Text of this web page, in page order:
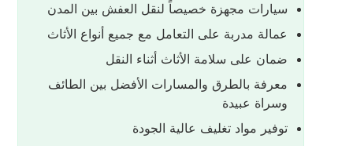
سيارات مجهزة خصيصاً لنقل العفش بين المدن
عمالة مدربة على التعامل مع جميع أنواع الأثاث
ضمان على سلامة الأثاث أثناء النقل
معرفة بالطرق والمسارات الأفضل بين الطائف
وسراة عبيدة
توفير مواد تغليف عالية الجودة